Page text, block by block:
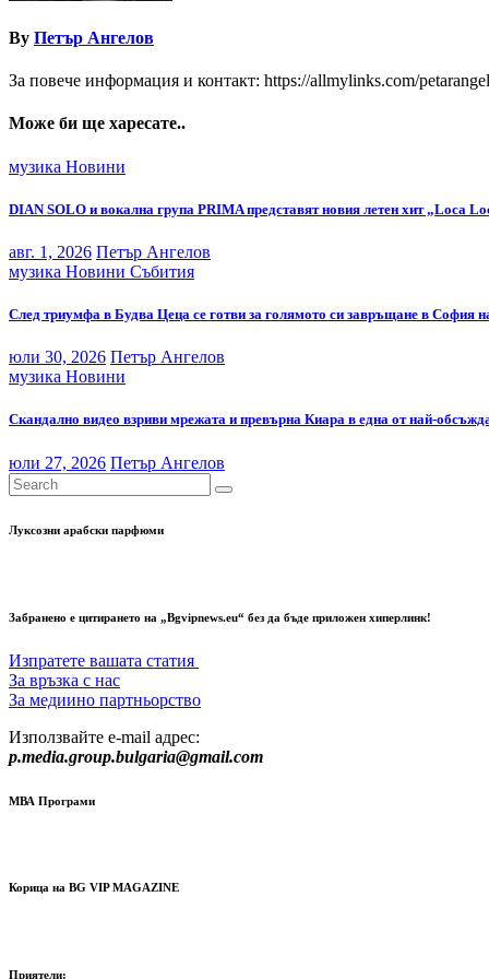
By Петър Ангелов
За повече информация и контакт: https://allmylinks.com/
Може би ще харесате..
музика Новини
DIAN SOLO и вокална група PRIMA представят новия летен хит „Loca
авг. 1, 2026 Петър Ангелов
музика Новини Събития
След триумфа в Будва Цеца се готви за голямото си завръщане в София
юли 30, 2026 Петър Ангелов
музика Новини
Скандално видео взриви мрежата и превърна Киара в една от най-
юли 27, 2026 Петър Ангелов
Луксозни арабски парфюми
Забранено е цитирането на „Bgvipnews.eu“ без да бъде приложен хиперлинк!
Изпратете вашата статия
За връзка с нас
За медиино партньорство
Използвайте e-mail адрес:
p.media.group.bulgaria@gmail.com
МВА Програми
Корица на BG VIP MAGAZINE
Приятели: